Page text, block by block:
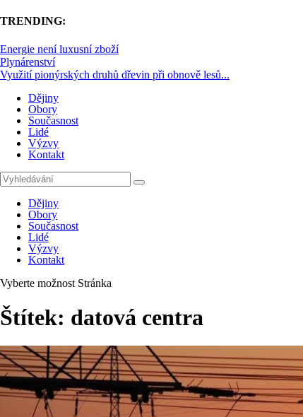
TRENDING:
Energie není luxusní zboží
Plynárenství
Využití pionýrských druhů dřevin při obnově lesů...
Dějiny
Obory
Současnost
Lidé
Výzvy
Kontakt
Dějiny
Obory
Současnost
Lidé
Výzvy
Kontakt
Vyberte možnost Stránka
Štítek: datová centra